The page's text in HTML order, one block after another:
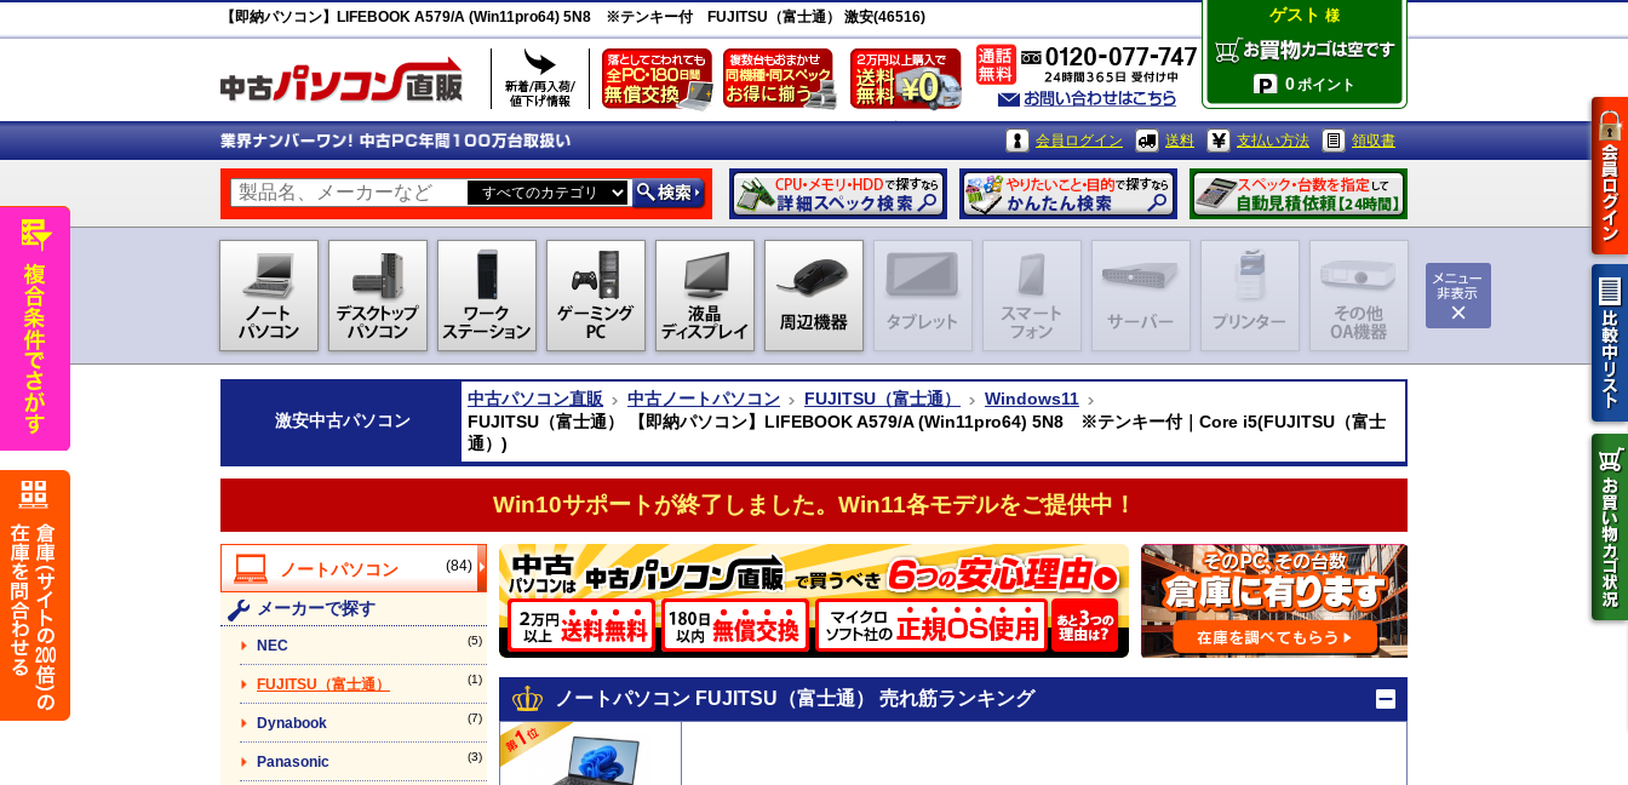
【即納パソコン】LIFEBOOK A579/A (Win11pro64) 5N8 ※テンキー付 FUJITSU（富士通） 激安(46516) ゲスト 様
0ポイント
会員ログイン 送料 支払い方法 領収書
激安中古パソコン
中古パソコン直販 中古ノートパソコン FUJITSU（富士通）
Windows11
FUJITSU（富士通） 【即納パソコン】LIFEBOOK A579/A (Win11pro64) 5N8 ※テンキー付｜Core i5(FUJITSU（富士
通）)
Win10サポートが終了しました。Win11各モデルをご提供中！
(84)
メーカーで探す
NEC (5)
FUJITSU（富士通） (1)
Dynabook (7)
Panasonic (3)
ノートパソコン FUJITSU（富士通） 売れ筋ランキング